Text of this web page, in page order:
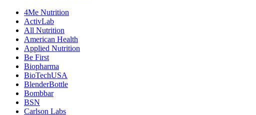
4Me Nutrition
ActivLab
All Nutrition
American Health
Applied Nutrition
Be First
Biopharma
BioTechUSA
BlenderBottle
Bombbar
BSN
Carlson Labs